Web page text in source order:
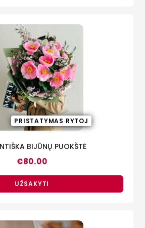
PRISTATYMAS RYTOJ
BIJŪNŲ PUOKŠTĖ
€80.00
UŽSAKYTI